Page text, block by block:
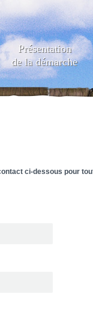
Présentation
de la démarche
ci-dessous pour